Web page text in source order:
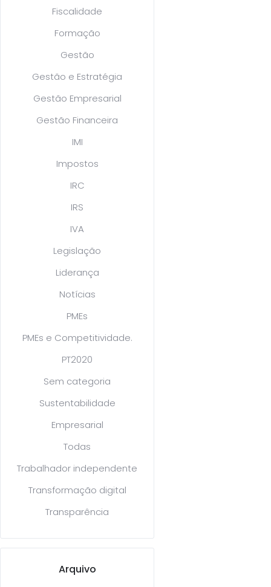
Fiscalidade
Formação
Gestão
Gestão e Estratégia
Gestão Empresarial
Gestão Financeira
IMI
Impostos
IRC
IRS
IVA
Legislação
Liderança
Notícias
PMEs
PMEs e Competitividade.
PT2020
Sem categoria
Sustentabilidade
Empresarial
Todas
Trabalhador independente
Transformação digital
Transparência
Arquivo